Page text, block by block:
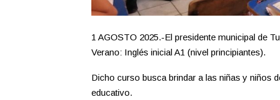
1 AGOSTO 2025.-El presidente municipal de
Verano: Inglés inicial A1 (nivel principiantes).
Dicho curso busca brindar a las niñas y niños
educativo.